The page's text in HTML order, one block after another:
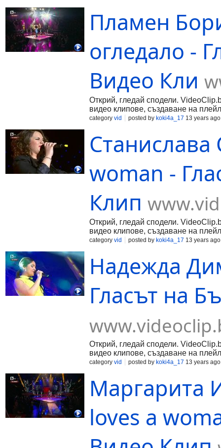
Пламен
огледало -
Видео Кли
Открий, гледай сподели.
видео клипове, създаване на
category vid posted by koki4a_17 13 years ago
woman -
Клип
Открий, гледай сподели.
видео клипове, създаване на
category vid posted by koki4a_17 13 years ago
Надежда
Гласът на
Открий, гледай сподели.
видео клипове, създаване на
category vid posted by koki4a_17 13 years ago
Маргарита
loves a